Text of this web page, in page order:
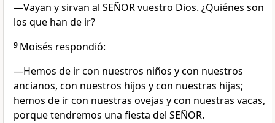
—Vayan y sirvan al SEÑOR vuestro Dios. ¿Quiénes son
los que han de ir?
9 Moisés respondió:
—Hemos de ir con nuestros niños y con nuestros
ancianos, con nuestros hijos y con nuestras hijas;
hemos de ir con nuestras ovejas y con nuestras vacas,
porque tendremos una fiesta del SEÑOR.